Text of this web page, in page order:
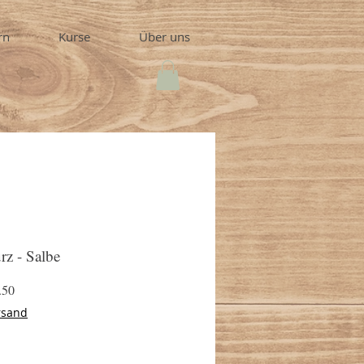
Kurse Über uns
- Salbe
Preis